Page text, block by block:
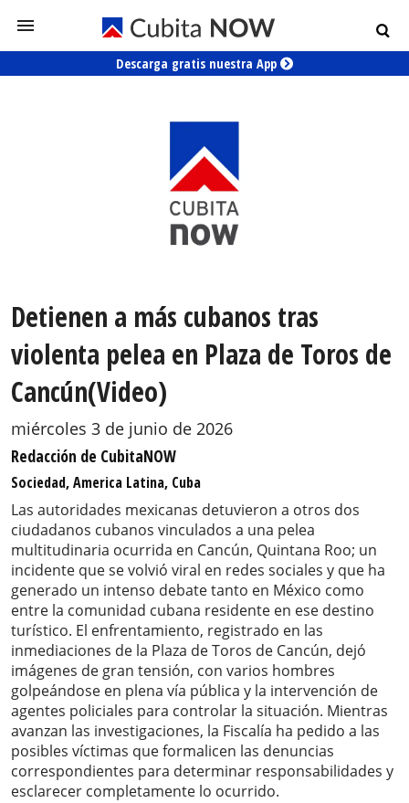
Descarga gratis nuestra App
Detienen a más cubanos tras
violenta pelea en Plaza de Toros de
Cancún(Video)
miércoles 3 de junio de 2026
Redacción de CubitaNOW
Sociedad, America Latina, Cuba
Las autoridades mexicanas detuvieron a otros dos
ciudadanos cubanos vinculados a una pelea
multitudinaria ocurrida en Cancún, Quintana Roo; un
incidente que se volvió viral en redes sociales y que ha
generado un intenso debate tanto en México como
entre la comunidad cubana residente en ese destino
turístico. El enfrentamiento, registrado en las
inmediaciones de la Plaza de Toros de Cancún, dejó
imágenes de gran tensión, con varios hombres
golpeándose en plena vía pública y la intervención de
agentes policiales para controlar la situación. Mientras
avanzan las investigaciones, la Fiscalía ha pedido a las
posibles víctimas que formalicen las denuncias
correspondientes para determinar responsabilidades y
esclarecer completamente lo ocurrido.